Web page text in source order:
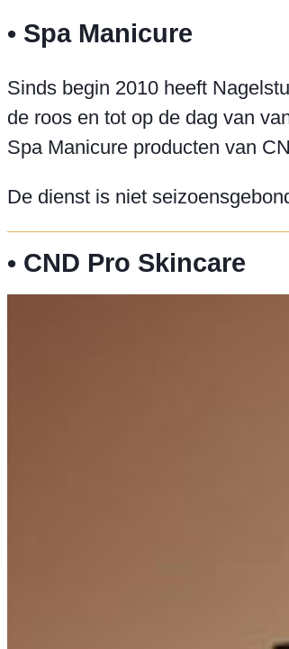
• Spa Manicure
Sinds begin 2010 heeft
de roos en tot op de dag van
Spa Manicure producten van
De dienst is niet
• CND Pro Skincare